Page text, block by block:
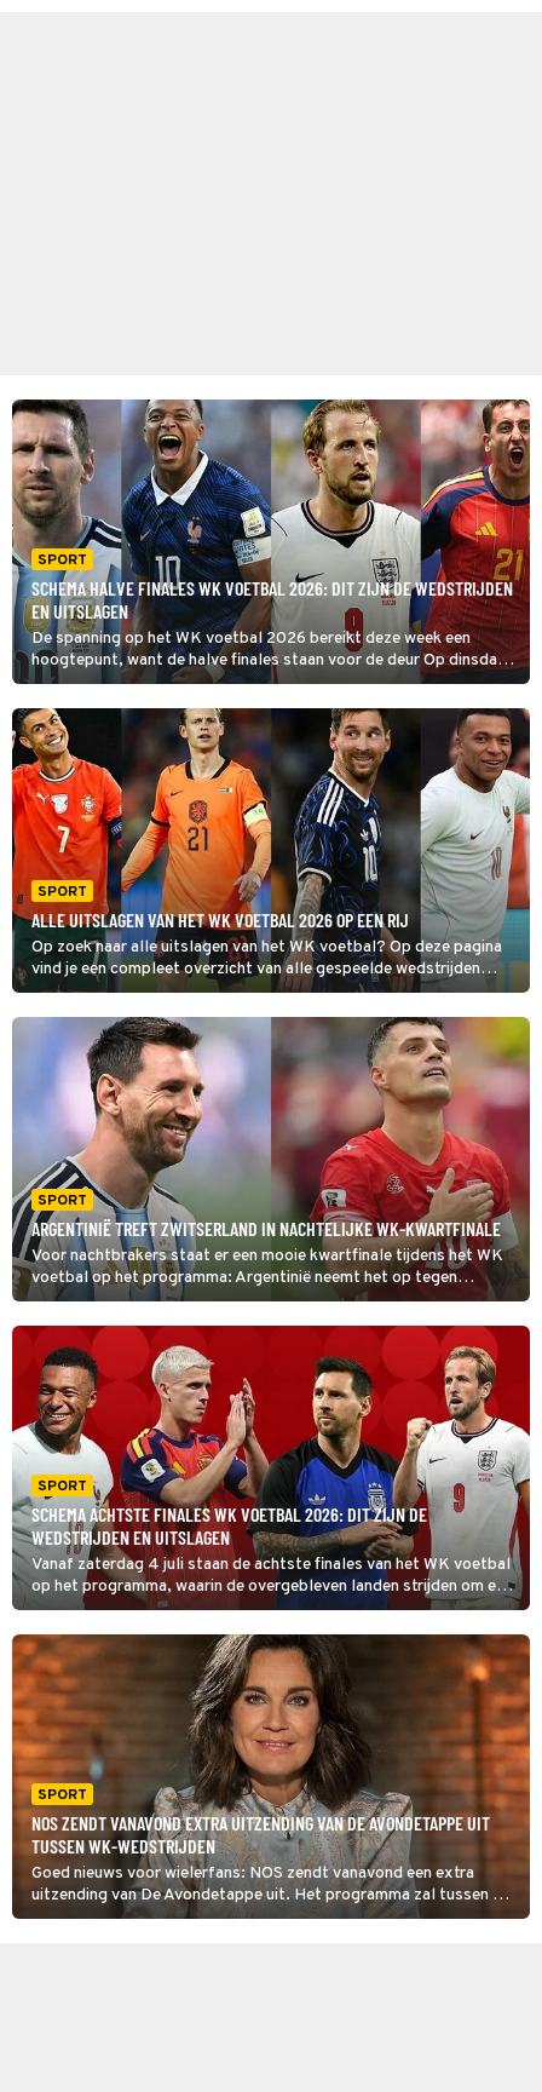
SPORT
SCHEMA HALVE FINALES WK VOETBAL 2026: DIT ZIJN DE WEDSTRIJDEN
EN UITSLAGEN
De spanning op het WK voetbal 2026 bereikt deze week een
hoogtepunt, want de halve finales staan voor de deur Op dinsdag
14 en woensdag 15 juli wordt duidelijk welke twee landen mogen
blijven dromen van de wereldtitel.
SPORT
ALLE UITSLAGEN VAN HET WK VOETBAL 2026 OP EEN RIJ
Op zoek naar alle uitslagen van het WK voetbal? Op deze pagina
vind je een compleet overzicht van alle gespeelde wedstrijden
tijdens het toernooi. Van de groepsfase tot en met de finale.
SPORT
ARGENTINIË TREFT ZWITSERLAND IN NACHTELIJKE WK-KWARTFINALE
Voor nachtbrakers staat er een mooie kwartfinale tijdens het WK
voetbal op het programma: Argentinië neemt het op tegen
Zwitserland. De Argentijnen willen hun jacht op de wereldtitel
voortzetten, maar treffen een ploeg die dit WK al heeft bewezen
lastig te kloppen te zijn.
SPORT
SCHEMA ACHTSTE FINALES WK VOETBAL 2026: DIT ZIJN DE
WEDSTRIJDEN EN UITSLAGEN
Vanaf zaterdag 4 juli staan de achtste finales van het WK voetbal
op het programma, waarin de overgebleven landen strijden om een
plek in de kwartfinales. Hieronder vind je het volledige
speelschema van de achtste finales.
SPORT
NOS ZENDT VANAVOND EXTRA UITZENDING VAN DE AVONDETAPPE UIT
TUSSEN WK-WEDSTRIJDEN
Goed nieuws voor wielerfans: NOS zendt vanavond een extra
uitzending van De Avondetappe uit. Het programma zal tussen de
twee WK-wedstrijden in te zien zijn.